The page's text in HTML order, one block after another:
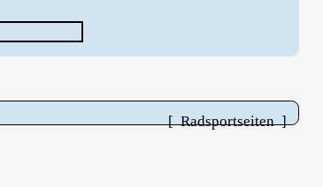
[ Radsportseiten ]